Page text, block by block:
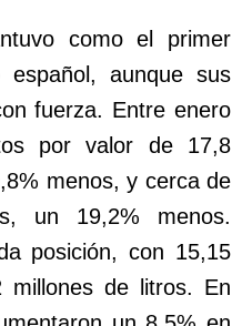
como el primer
español, aunque sus
fuerza. Entre enero
por valor de 17,8
menos, y cerca de
un 19,2% menos.
posición, con 15,15
millones de litros. En